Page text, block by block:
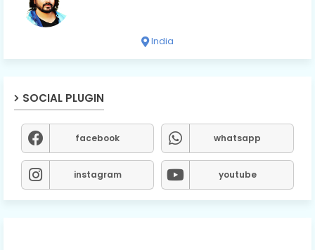
India
SOCIAL PLUGIN
facebook whatsapp
instagram youtube